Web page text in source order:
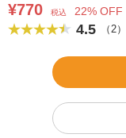
¥770
税込 22% OFF
4.5 （2）